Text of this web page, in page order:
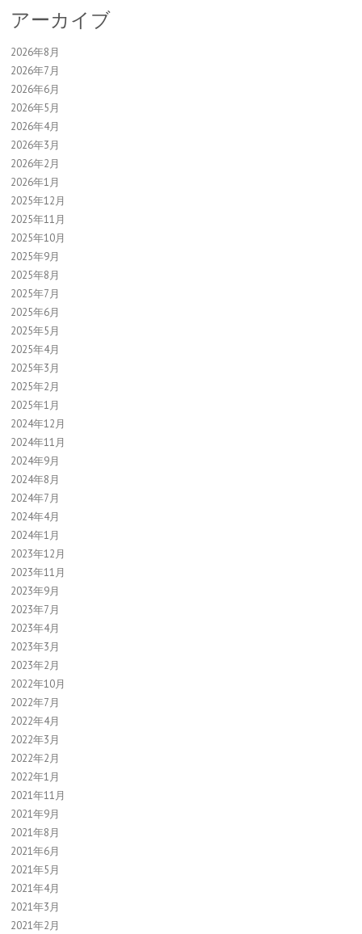
アーカイブ
2026年8月
2026年7月
2026年6月
2026年5月
2026年4月
2026年3月
2026年2月
2026年1月
2025年12月
2025年11月
2025年10月
2025年9月
2025年8月
2025年7月
2025年6月
2025年5月
2025年4月
2025年3月
2025年2月
2025年1月
2024年12月
2024年11月
2024年9月
2024年8月
2024年7月
2024年4月
2024年1月
2023年12月
2023年11月
2023年9月
2023年7月
2023年4月
2023年3月
2023年2月
2022年10月
2022年7月
2022年4月
2022年3月
2022年2月
2022年1月
2021年11月
2021年9月
2021年8月
2021年6月
2021年5月
2021年4月
2021年3月
2021年2月